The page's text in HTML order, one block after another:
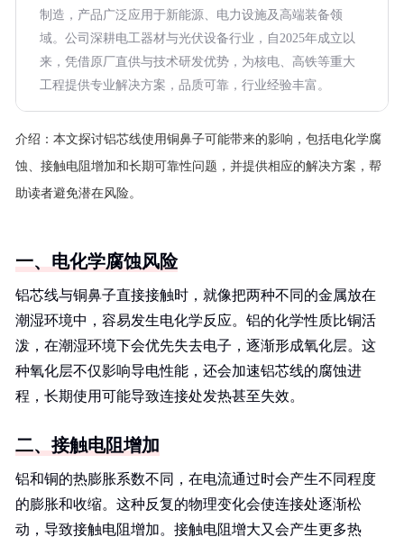
制造，产品广泛应用于新能源、电力设施及高端装备领
域。公司深耕电工器材与光伏设备行业，自2025年成立以
来，凭借原厂直供与技术研发优势，为核电、高铁等重大
工程提供专业解决方案，品质可靠，行业经验丰富。
介绍： 本文探讨铝芯线使用铜鼻子可能带来的影响，包括电化学腐
蚀、接触电阻增加和长期可靠性问题，并提供相应的解决方案，帮
助读者避免潜在风险。
一、电化学腐蚀风险
铝芯线与铜鼻子直接接触时，就像把两种不同的金属放在
潮湿环境中，容易发生电化学反应。铝的化学性质比铜活
泼，在潮湿环境下会优先失去电子，逐渐形成氧化层。这
种氧化层不仅影响导电性能，还会加速铝芯线的腐蚀进
程，长期使用可能导致连接处发热甚至失效。
二、接触电阻增加
铝和铜的热膨胀系数不同，在电流通过时会产生不同程度
的膨胀和收缩。这种反复的物理变化会使连接处逐渐松
动，导致接触电阻增加。接触电阻增大又会产生更多热